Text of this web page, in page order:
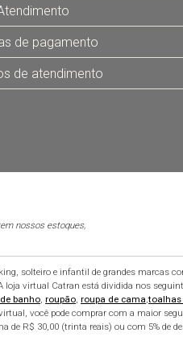
de pagamento
de atendimento
nossos estoques,
solteiro e infantil de grandes marcas
loja virtual Catran está dividida nos
banho, roupão, roupa de cama,toalhas
você pode comprar com a maior
de R$ 30,00 (trinta reais) ou com 5% de